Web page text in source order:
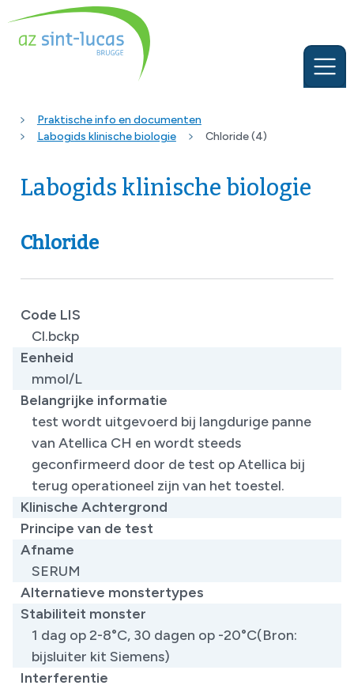
Praktische info en documenten
Labogids klinische biologie
Chloride (4)
Labogids klinische biologie
Chloride
Code LIS
Cl.bckp
Eenheid
mmol/L
Belangrijke informatie
​test wordt uitgevoerd bij langdurige panne
van Atellica CH en wordt steeds
geconfirmeerd door de test op Atellica bij
terug operationeel zijn van het toestel.
Klinische Achtergrond
Principe van de test
Afname
SERUM
Alternatieve monstertypes
Stabiliteit monster
1 dag op 2-8°C, 30 dagen op -20°C(Bron:
bijsluiter kit Siemens)
Interferentie